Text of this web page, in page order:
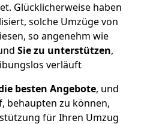
Glücklicherweise haben
solche Umzüge von
so angenehm wie
Sie zu unterstützen,
verläuft
besten Angebote, und
behaupten zu können,
für Ihren Umzug